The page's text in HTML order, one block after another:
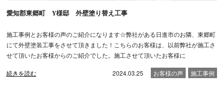
愛知郡東郷町 Y様邸 外壁塗り替え工事
施工事例とお客様の声のご紹介になります☆弊社がある日進市のお隣、東郷町
にて外壁塗装工事をさせて頂きました！こちらのお客様は、以前弊社が施工さ
せて頂いたお客様からのご紹介でした。施工させて頂いたお客様に
続きを読む 2024.03.25 お客様の声 施工事例